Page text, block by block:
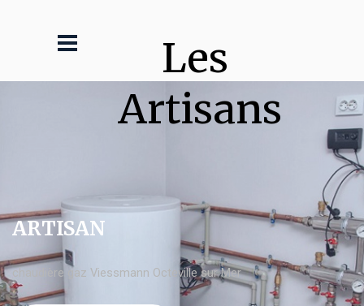
Les
Artisans
ARTISAN
chaudière gaz Viessmann Octeville sur Mer